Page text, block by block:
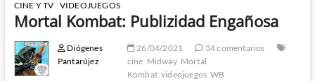
CINE Y TV VIDEOJUEGOS
Mortal Kombat: Publizidad Engañosa
Diógenes
Pantarújez
26/04/2021
34 comentarios
cine Midway Mortal
Kombat videojuegos WB